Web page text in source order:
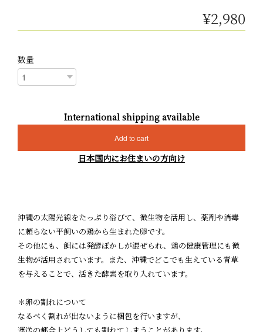
¥2,980
数量
International shipping available
Add to cart
日本国内にお住まいの方向け
沖縄の太陽光線をたっぷり浴びて、微生物を活用し、薬剤や消毒
に頼らない平飼いの鶏から生まれた卵です。
その他にも、餌には発酵ぼかしが混ぜられ、鶏の健康管理にも微
生物が活用されています。また、沖縄でどこでも生えている青草
を与えることで、活きた酵素を取り入れています。
＊卵の割れについて
なるべく割れが出ないように梱包を行いますが、